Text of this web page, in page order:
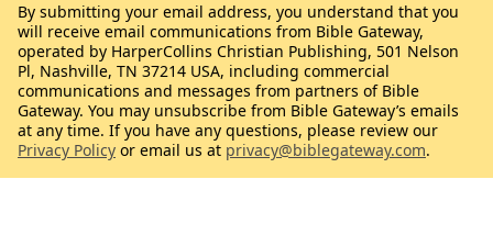
By submitting your email address, you understand that you
will receive email communications from Bible Gateway,
operated by HarperCollins Christian Publishing, 501 Nelson
Pl, Nashville, TN 37214 USA, including commercial
communications and messages from partners of Bible
Gateway. You may unsubscribe from Bible Gateway’s emails
at any time. If you have any questions, please review our
Privacy Policy or email us at privacy@biblegateway.com.